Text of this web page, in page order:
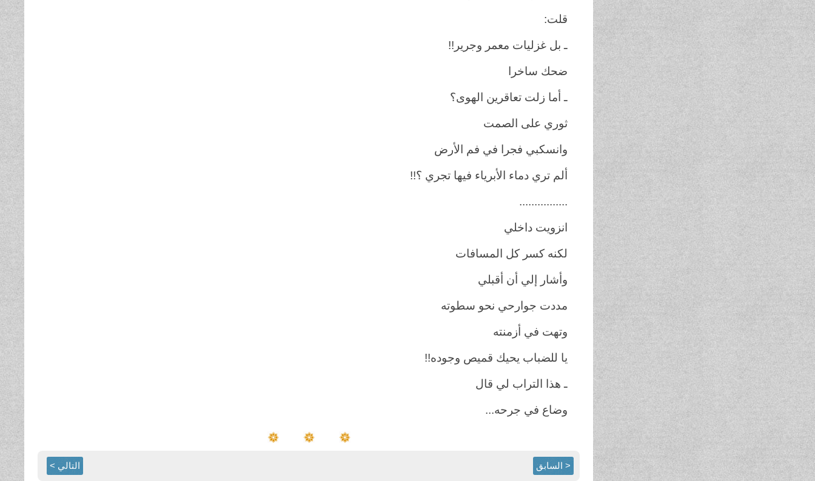
قلت:
ـ بل غزليات معمر وجرير !!
ضحك ساخرا
ـ أما زلت تعاقرين الهوى؟
ثوري على الصمت
وانسكبي فجرا في فم الأرض
ألم تري دماء الأبرياء فيها تجري ؟!!
................
انزويت داخلي
لكنه كسر كل المسافات
وأشار إلي أن أقبلي
مددت جوارحي نحو سطوته
وتهت في أزمنته
يا للضباب يحيك قميص وجوده!!
ـ هذا التراب لي قال
وضاع في جرحه...
< السابق التالي >